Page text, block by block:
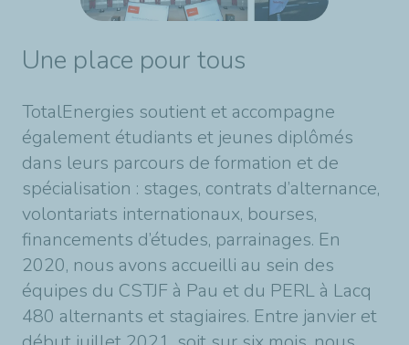
Une place pour tous
TotalEnergies soutient et accompagne
également étudiants et jeunes diplômés
dans leurs parcours de formation et de
spécialisation : stages, contrats d’alternance,
volontariats internationaux, bourses,
financements d’études, parrainages. En
2020, nous avons accueilli au sein des
équipes du CSTJF à Pau et du PERL à Lacq
480 alternants et stagiaires. Entre janvier et